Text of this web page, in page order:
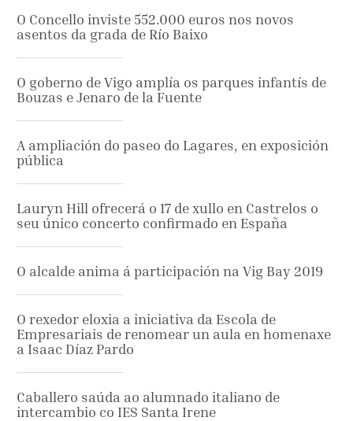
O Concello inviste 552.000 euros nos novos
asentos da grada de Río Baixo
O goberno de Vigo amplía os parques infantís de
Bouzas e Jenaro de la Fuente
A ampliación do paseo do Lagares, en exposición
pública
Lauryn Hill ofrecerá o 17 de xullo en Castrelos o
seu único concerto confirmado en España
O alcalde anima á participación na Vig Bay 2019
O rexedor eloxia a iniciativa da Escola de
Empresariais de renomear un aula en homenaxe
a Isaac Díaz Pardo
Caballero saúda ao alumnado italiano de
intercambio co IES Santa Irene